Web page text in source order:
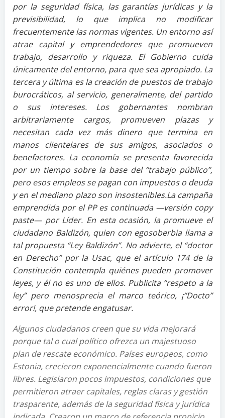
por la seguridad física, las garantías jurídicas y la
previsibilidad, lo que implica no modificar
frecuentemente las normas vigentes. Un entorno así
atrae capital y emprendedores que promueven
trabajo, desarrollo y riqueza. El Gobierno cuida
únicamente del entorno, para que sea apropiado. La
tercera y última es la creación de puestos de trabajo
burocráticos, al servicio, generalmente, del partido
o sus intereses. Los gobernantes nombran
arbitrariamente cargos, promueven plazas y
necesitan cada vez más dinero que termina en
manos clientelares de sus amigos, asociados o
benefactores. La economía se presenta favorecida
por un tiempo sobre la base del “trabajo público”,
pero esos empleos se pagan con impuestos o deuda
y en el mediano plazo son insostenibles.La campaña
emprendida por el PP es continuada —versión copy
paste— por Líder. En esta ocasión, la promueve el
ciudadano Baldizón, quien con egosoberbia llama a
tal propuesta “Ley Baldizón”. No advierte, el “doctor
en Derecho” por la Usac, que el artículo 174 de la
Constitución contempla quiénes pueden promover
leyes, y él no es uno de ellos. Publicita “respeto a la
ley” pero menosprecia el marco teórico, ¡“Docto”
error!, que pretende engatusar.
Algunos ciudadanos creen que su vida mejorará
porque tal o cual político ofrezca un majestuoso
plan de rescate económico. Países europeos, como
Estonia, crecieron exponencialmente cuando fueron
libres. Legislaron pocos impuestos, condiciones que
permitieron atraer capitales, reglas claras y gestión
trasparente, además de la seguridad física y jurídica